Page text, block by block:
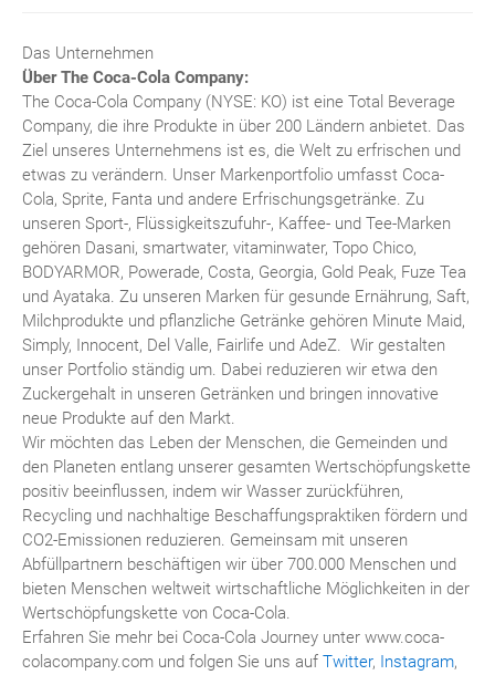
Das Unternehmen
Über The Coca-Cola Company:
The Coca-Cola Company (NYSE: KO) ist eine Total Beverage
Company, die ihre Produkte in über 200 Ländern anbietet. Das
Ziel unseres Unternehmens ist es, die Welt zu erfrischen und
etwas zu verändern. Unser Markenportfolio umfasst Coca-
Cola, Sprite, Fanta und andere Erfrischungsgetränke. Zu
unseren Sport-, Flüssigkeitszufuhr-, Kaffee- und Tee-Marken
gehören Dasani, smartwater, vitaminwater, Topo Chico,
BODYARMOR, Powerade, Costa, Georgia, Gold Peak, Fuze Tea
und Ayataka. Zu unseren Marken für gesunde Ernährung, Saft,
Milchprodukte und pflanzliche Getränke gehören Minute Maid,
Simply, Innocent, Del Valle, Fairlife und AdeZ. Wir gestalten
unser Portfolio ständig um. Dabei reduzieren wir etwa den
Zuckergehalt in unseren Getränken und bringen innovative
neue Produkte auf den Markt.
Wir möchten das Leben der Menschen, die Gemeinden und
den Planeten entlang unserer gesamten Wertschöpfungskette
positiv beeinflussen, indem wir Wasser zurückführen,
Recycling und nachhaltige Beschaffungspraktiken fördern und
CO2-Emissionen reduzieren. Gemeinsam mit unseren
Abfüllpartnern beschäftigen wir über 700.000 Menschen und
bieten Menschen weltweit wirtschaftliche Möglichkeiten in der
Wertschöpfungskette von Coca-Cola.
Erfahren Sie mehr bei Coca-Cola Journey unter www.coca-
colacompany.com und folgen Sie uns auf Twitter, Instagram,